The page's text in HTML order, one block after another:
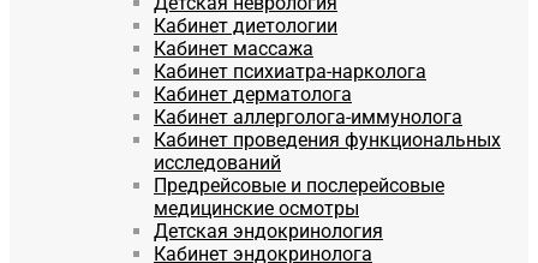
Кабинет диетологии
Кабинет массажа
Кабинет психиатра-нарколога
Кабинет дерматолога
Кабинет аллерголога-иммунолога
Кабинет проведения функциональных
исследований
Предрейсовые и послерейсовые
медицинские осмотры
Детская эндокринология
Кабинет эндокринолога